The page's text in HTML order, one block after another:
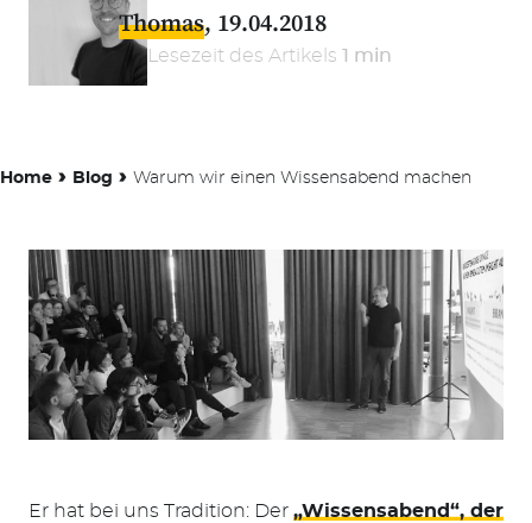
Thomas 19.04.2018
Lesezeit des Artikels 1 min
Home › Blog › Warum wir einen Wissensabend machen
Er hat bei uns Tradition: Der „Wissensabend“, der